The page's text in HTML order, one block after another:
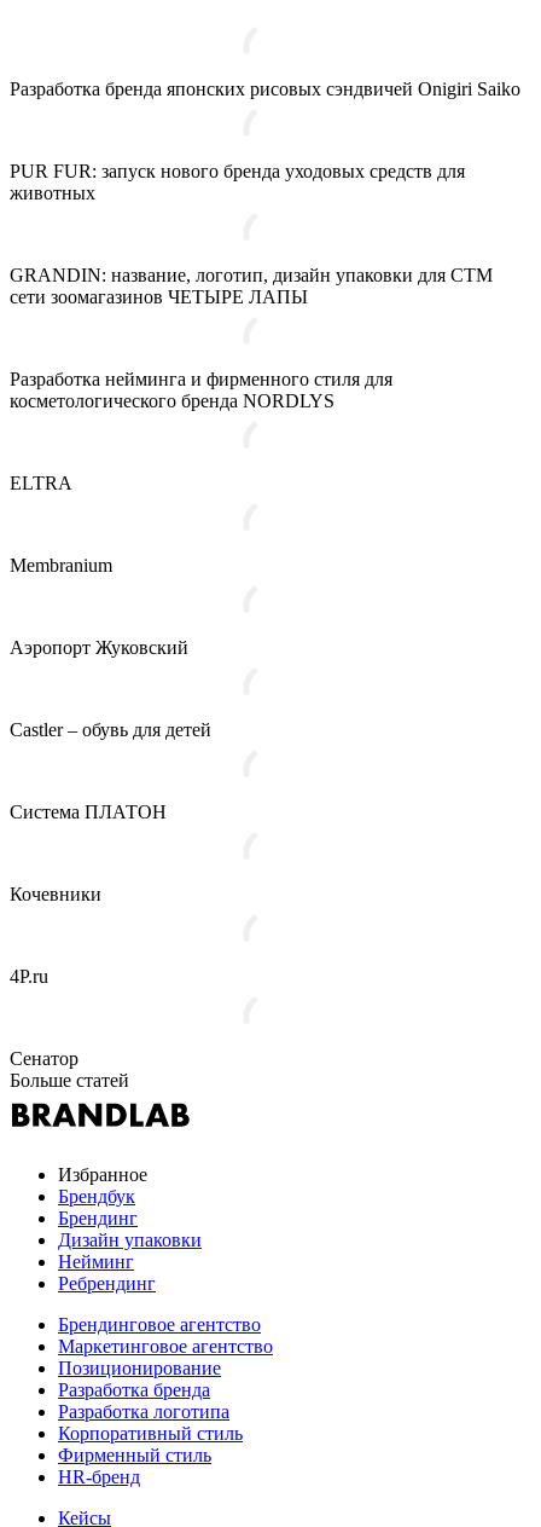
Разработка бренда японских рисовых сэндвичей Onigiri Saiko
PUR FUR: запуск нового бренда уходовых средств для
животных
GRANDIN: название, логотип, дизайн упаковки для СТМ
сети зоомагазинов ЧЕТЫРЕ ЛАПЫ
Разработка нейминга и фирменного стиля для
косметологического бренда NORDLYS
ELTRA
Membranium
Аэропорт Жуковский
Castler – обувь для детей
Система ПЛАТОН
Кочевники
4P.ru
Сенатор
Больше статей
Избранное
Брендбук
Брендинг
Дизайн упаковки
Нейминг
Ребрендинг
Брендинговое агентство
Маркетинговое агентство
Позиционирование
Разработка бренда
Разработка логотипа
Корпоративный стиль
Фирменный стиль
HR-бренд
Кейсы